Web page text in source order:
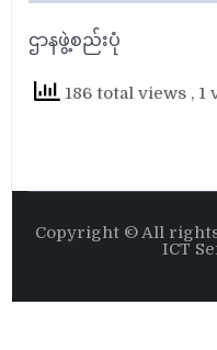
ဌာနဖွဲ့စည်းပုံ
186 total views , 1
Copyright © All
ICT